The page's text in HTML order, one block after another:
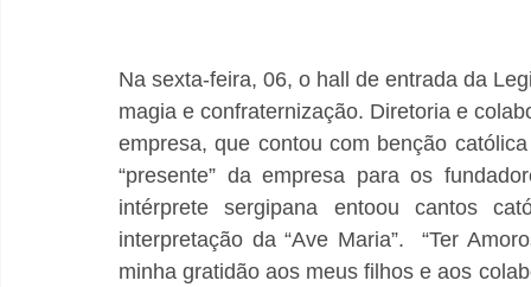
Na sexta-feira, 06, o hall de entrada da
magia e confraternização. Diretoria e
empresa, que contou com benção
“presente” da empresa para os
intérprete sergipana entoou cantos
interpretação da “Ave Maria”.  “Ter
minha gratidão aos meus filhos e aos